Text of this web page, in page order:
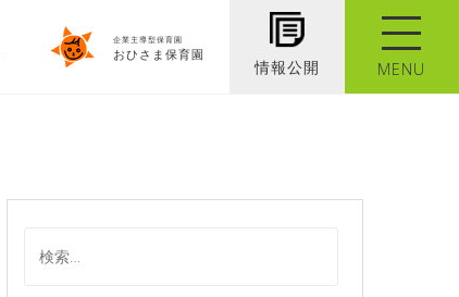
企業主導型保育園
おひさま保育園
情報公開 MENU